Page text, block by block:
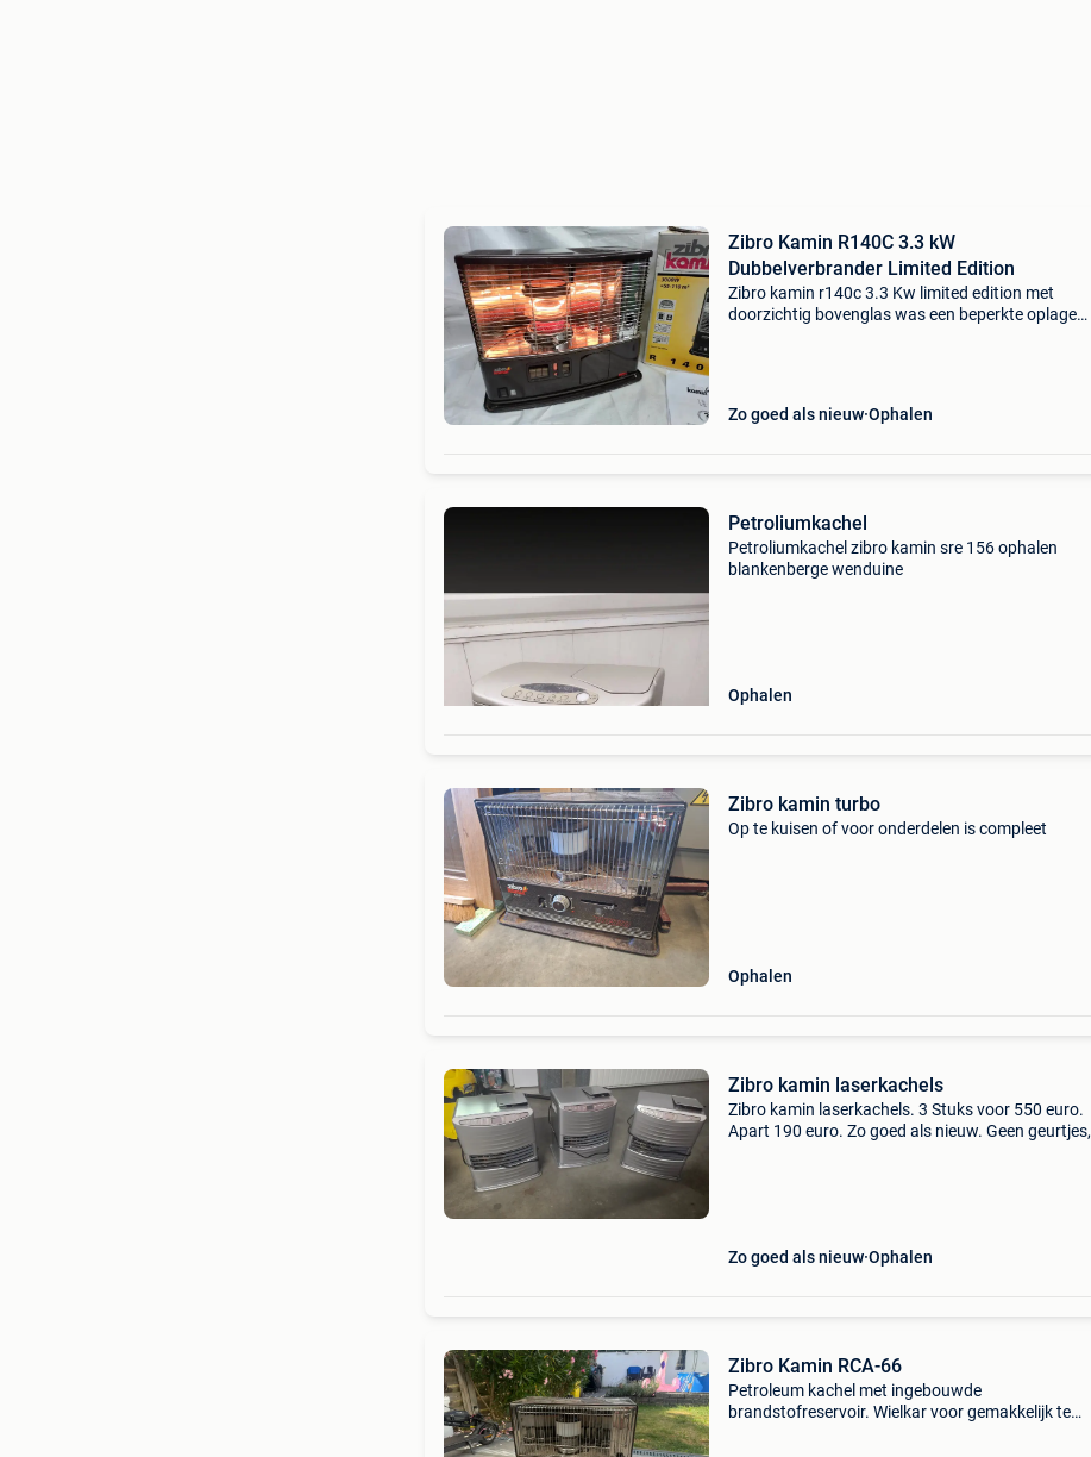
Zibro Kamin R140C 3.3 kW
Dubbelverbrander Limited Edition
Zibro kamin r140c 3.3 Kw limited edition met
doorzichtig bovenglas was een beperkte oplage
Zo goed als nieuw Ophalen
Petroliumkachel
Petroliumkachel zibro kamin sre 156 ophalen
blankenberge wenduine
Ophalen
Zibro kamin turbo
Op te kuisen of voor onderdelen is compleet
Ophalen
Zibro kamin laserkachels
Zibro kamin laserkachels. 3 Stuks voor 550 euro.
Apart 190 euro. Zo goed als nieuw. Geen geurtjes,
Zo goed als nieuw Ophalen
Zibro Kamin RCA-66
Petroleum kachel met ingebouwde
brandstofreservoir. Wielkar voor gemakkelijk te